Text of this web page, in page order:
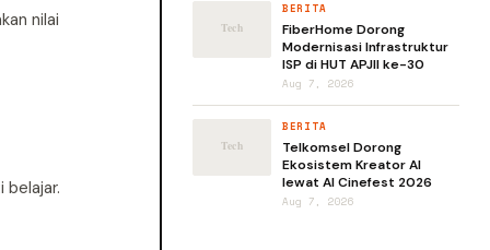
nilai
BERITA
FiberHome Dorong
Modernisasi Infrastruktur
ISP di HUT APJII ke-30
Aug 7, 2026
BERITA
Telkomsel Dorong
Ekosistem Kreator AI
lewat AI Cinefest 2026
Aug 7, 2026